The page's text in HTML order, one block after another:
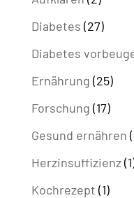
Diabetes (27)
Diabetes
Ernährung (25)
Forschung (17)
Gesund ernähren
Herzinsuffizienz
Kochrezept (1)